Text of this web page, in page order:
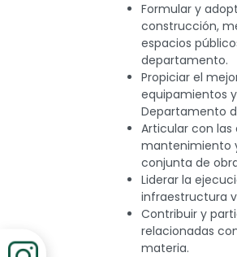
Formular y
construcción,
espacios
departamento.
Propiciar el
equipamientos
Departamento
Articular con
mantenimiento
conjunta de
Liderar la
infraestructura
Contribuir y
relacionadas
materia.